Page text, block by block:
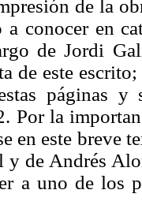
de la
conocer en
de Jordi
de este
páginas
Por la
en este breve
y de Andrés
a uno de los